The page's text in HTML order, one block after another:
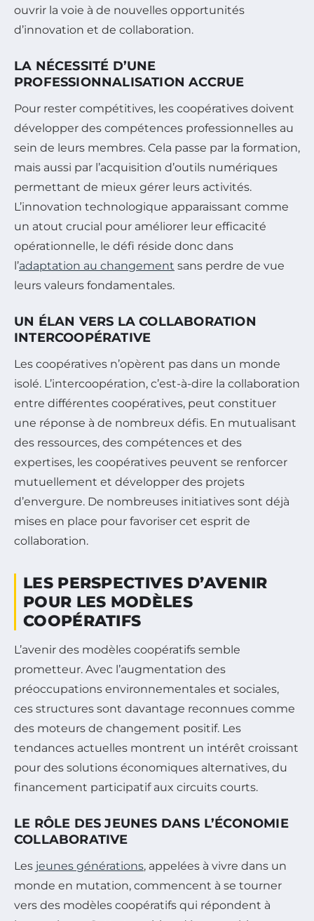
ouvrir la voie à de nouvelles opportunités
d’innovation et de collaboration.
LA NÉCESSITÉ D’UNE
PROFESSIONNALISATION ACCRUE
Pour rester compétitives, les coopératives doivent
développer des compétences professionnelles au
sein de leurs membres. Cela passe par la formation,
mais aussi par l’acquisition d’outils numériques
permettant de mieux gérer leurs activités.
L’innovation technologique apparaissant comme
un atout crucial pour améliorer leur efficacité
opérationnelle, le défi réside donc dans
l’adaptation au changement sans perdre de vue
leurs valeurs fondamentales.
UN ÉLAN VERS LA COLLABORATION
INTERCOOPÉRATIVE
Les coopératives n’opèrent pas dans un monde
isolé. L’intercoopération, c’est-à-dire la collaboration
entre différentes coopératives, peut constituer
une réponse à de nombreux défis. En mutualisant
des ressources, des compétences et des
expertises, les coopératives peuvent se renforcer
mutuellement et développer des projets
d’envergure. De nombreuses initiatives sont déjà
mises en place pour favoriser cet esprit de
collaboration.
LES PERSPECTIVES D’AVENIR
POUR LES MODÈLES
COOPÉRATIFS
L’avenir des modèles coopératifs semble
prometteur. Avec l’augmentation des
préoccupations environnementales et sociales,
ces structures sont davantage reconnues comme
des moteurs de changement positif. Les
tendances actuelles montrent un intérêt croissant
pour des solutions économiques alternatives, du
financement participatif aux circuits courts.
LE RÔLE DES JEUNES DANS L’ÉCONOMIE
COLLABORATIVE
Les jeunes générations, appelées à vivre dans un
monde en mutation, commencent à se tourner
vers des modèles coopératifs qui répondent à